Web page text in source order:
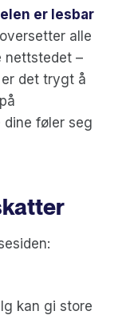
er lesbar
alle
nettstedet –
det trygt å
dine føler seg
kan gi store